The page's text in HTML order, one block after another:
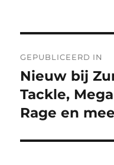
navigatie
GEPUBLICEERD IN
Nieuw bij
Tackle,
Rage en